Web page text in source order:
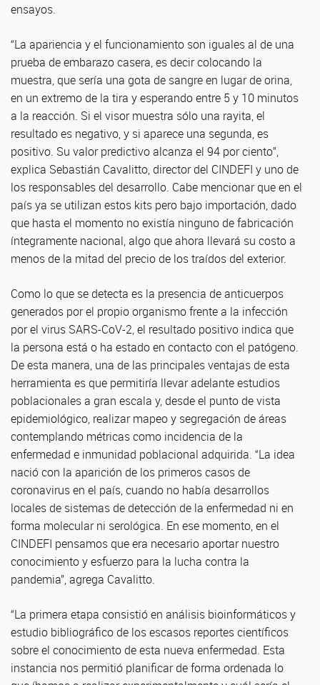
ensayos.
“La apariencia y el funcionamiento son iguales al de una
prueba de embarazo casera, es decir colocando la
muestra, que sería una gota de sangre en lugar de orina,
en un extremo de la tira y esperando entre 5 y 10 minutos
a la reacción. Si el visor muestra sólo una rayita, el
resultado es negativo, y si aparece una segunda, es
positivo. Su valor predictivo alcanza el 94 por ciento”,
explica Sebastián Cavalitto, director del CINDEFI y uno de
los responsables del desarrollo. Cabe mencionar que en el
país ya se utilizan estos kits pero bajo importación, dado
que hasta el momento no existía ninguno de fabricación
íntegramente nacional, algo que ahora llevará su costo a
menos de la mitad del precio de los traídos del exterior.
Como lo que se detecta es la presencia de anticuerpos
generados por el propio organismo frente a la infección
por el virus SARS-CoV-2, el resultado positivo indica que
la persona está o ha estado en contacto con el patógeno.
De esta manera, una de las principales ventajas de esta
herramienta es que permitiría llevar adelante estudios
poblacionales a gran escala y, desde el punto de vista
epidemiológico, realizar mapeo y segregación de áreas
contemplando métricas como incidencia de la
enfermedad e inmunidad poblacional adquirida. “La idea
nació con la aparición de los primeros casos de
coronavirus en el país, cuando no había desarrollos
locales de sistemas de detección de la enfermedad ni en
forma molecular ni serológica. En ese momento, en el
CINDEFI pensamos que era necesario aportar nuestro
conocimiento y esfuerzo para la lucha contra la
pandemia”, agrega Cavalitto.
“La primera etapa consistió en análisis bioinformáticos y
estudio bibliográfico de los escasos reportes científicos
sobre el conocimiento de esta nueva enfermedad. Esta
instancia nos permitió planificar de forma ordenada lo